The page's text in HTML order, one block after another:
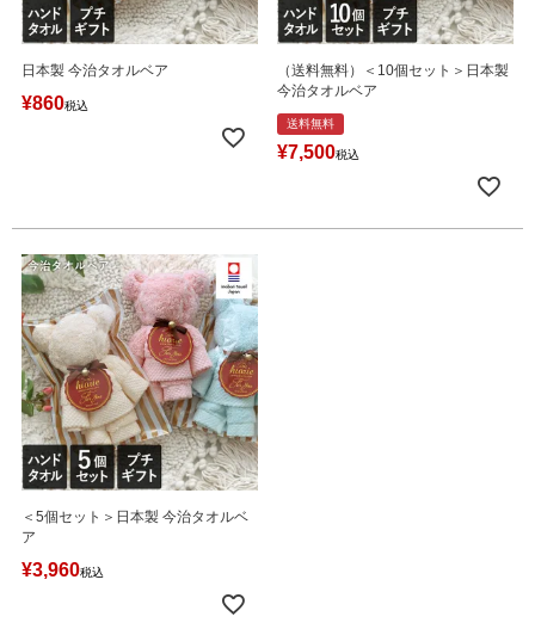
日本製 今治タオルベア
¥860税込
（送料無料）＜10個セット＞日本製
今治タオルベア
送料無料
¥7,500税込
＜5個セット＞日本製 今治タオルベ
ア
¥3,960税込